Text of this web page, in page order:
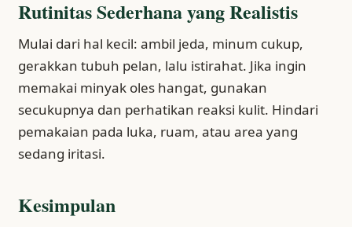
Rutinitas Sederhana yang Realistis
Mulai dari hal kecil: ambil jeda, minum cukup,
gerakkan tubuh pelan, lalu istirahat. Jika ingin
memakai minyak oles hangat, gunakan
secukupnya dan perhatikan reaksi kulit. Hindari
pemakaian pada luka, ruam, atau area yang
sedang iritasi.
Kesimpulan